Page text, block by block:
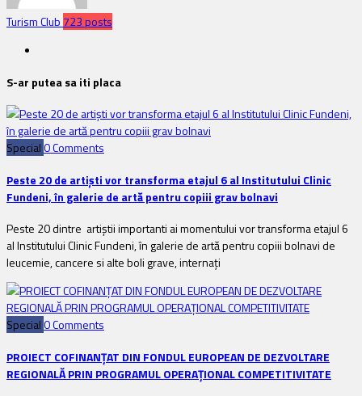
Turism Club 723 posts
S-ar putea sa iti placa
Special0 Comments
Peste 20 de artiști vor transforma etajul 6 al Institutului Clinic
Fundeni, în galerie de artă pentru copiii grav bolnavi
Peste 20 dintre artiștii importanti ai momentului vor transforma etajul 6
al Institutului Clinic Fundeni, în galerie de artă pentru copiii bolnavi de
leucemie, cancere si alte boli grave, internați
Special0 Comments
PROIECT COFINANȚAT DIN FONDUL EUROPEAN DE DEZVOLTARE
REGIONALĂ PRIN PROGRAMUL OPERAȚIONAL COMPETITIVITATE